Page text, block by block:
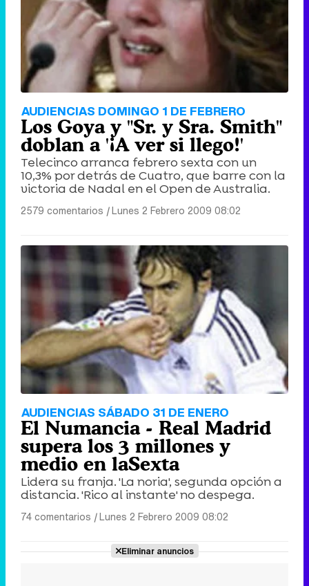
AUDIENCIAS DOMINGO 1 DE FEBRERO
Los Goya y "Sr. y Sra. Smith"
doblan a '¡A ver si llego!'
Telecinco arranca febrero sexta con un
10,3% por detrás de Cuatro, que barre con la
victoria de Nadal en el Open de Australia.
2579 comentarios |Lunes 2 Febrero 2009 08:02
AUDIENCIAS SÁBADO 31 DE ENERO
El Numancia - Real Madrid
supera los 3 millones y
medio en laSexta
Lidera su franja. 'La noria', segunda opción a
distancia. 'Rico al instante' no despega.
74 comentarios |Lunes 2 Febrero 2009 08:02
Eliminar anuncios